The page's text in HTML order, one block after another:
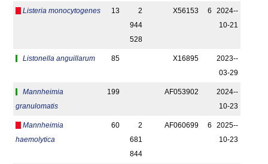
Listeria monocytogenes 13
2
944
528
X56153 6
2024-­
10-21
Listonella anguillarum 85 X16895
2023-­
03-29
Mannheimia
granulomatis
199 AF053902
2024-­
10-23
Mannheimia
haemolytica
60
2
681
844
AF060699 6
2025-­
10-23